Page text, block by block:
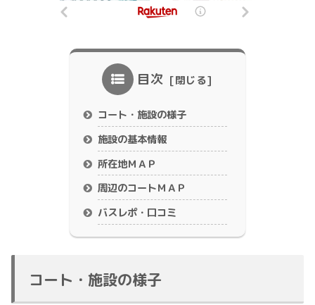
目次
コート・施設の様子
施設の基本情報
所在地ＭＡＰ
周辺のコートＭＡＰ
バスレポ・口コミ
コート・施設の様子